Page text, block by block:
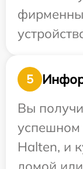
5
Вы
успешном
Halten, и